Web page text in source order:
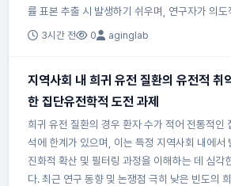
률 표본 추출 시 발생하기 쉬우며, 연구자가 의
3시간 전 0 aginglab
지역사회 내 희귀 유전 질환의 유전적 취
한 집단유전학적 도전 과제
희귀 유전 질환의 경우 환자 수가 적어 전통적인
석에 한계가 있으며, 이는 특정 지역사회 내에서
진화적 확산 및 필터링 과정을 이해하는 데 심각
다. 최근 연구 동향 및 논쟁점 극히 낮은 빈도의